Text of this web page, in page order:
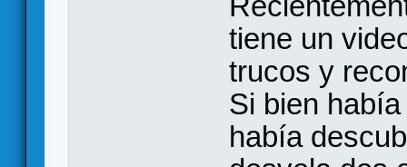
tiene un
trucos y
Si bien
había